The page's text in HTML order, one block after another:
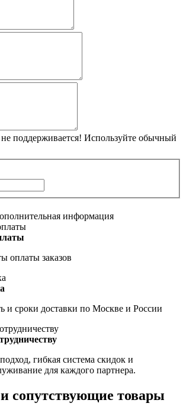
поддерживается! Используйте обычный
информация
оплаты заказов
и сроки доставки по Москве и России
гибкая система скидок и
для каждого партнера.
сопутствующие товары